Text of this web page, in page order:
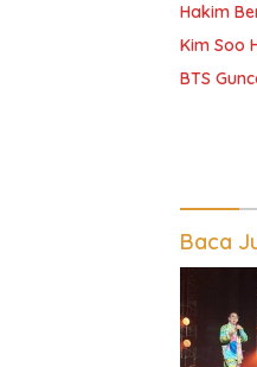
Hakim
Kim Soo
BTS
Baca